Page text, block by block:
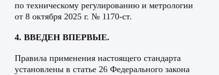
по техническому регулированию и метрологии
от 8 октября 2025 г. № 1170‑ст.
4. ВВЕДЕН ВПЕРВЫЕ.
Правила применения настоящего стандарта
установлены в статье 26 Федерального закона